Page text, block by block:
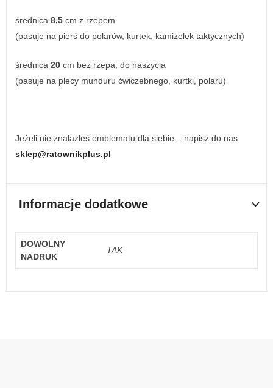
średnica 8,5 cm z rzepem
(pasuje na pierś do polarów, kurtek, kamizelek taktycznych)
średnica 20 cm bez rzepa, do naszycia
(pasuje na plecy munduru ćwiczebnego, kurtki, polaru)
Jeżeli nie znalazłeś emblematu dla siebie – napisz do nas
sklep@ratownikplus.pl
Informacje dodatkowe
DOWOLNY
NADRUK
TAK